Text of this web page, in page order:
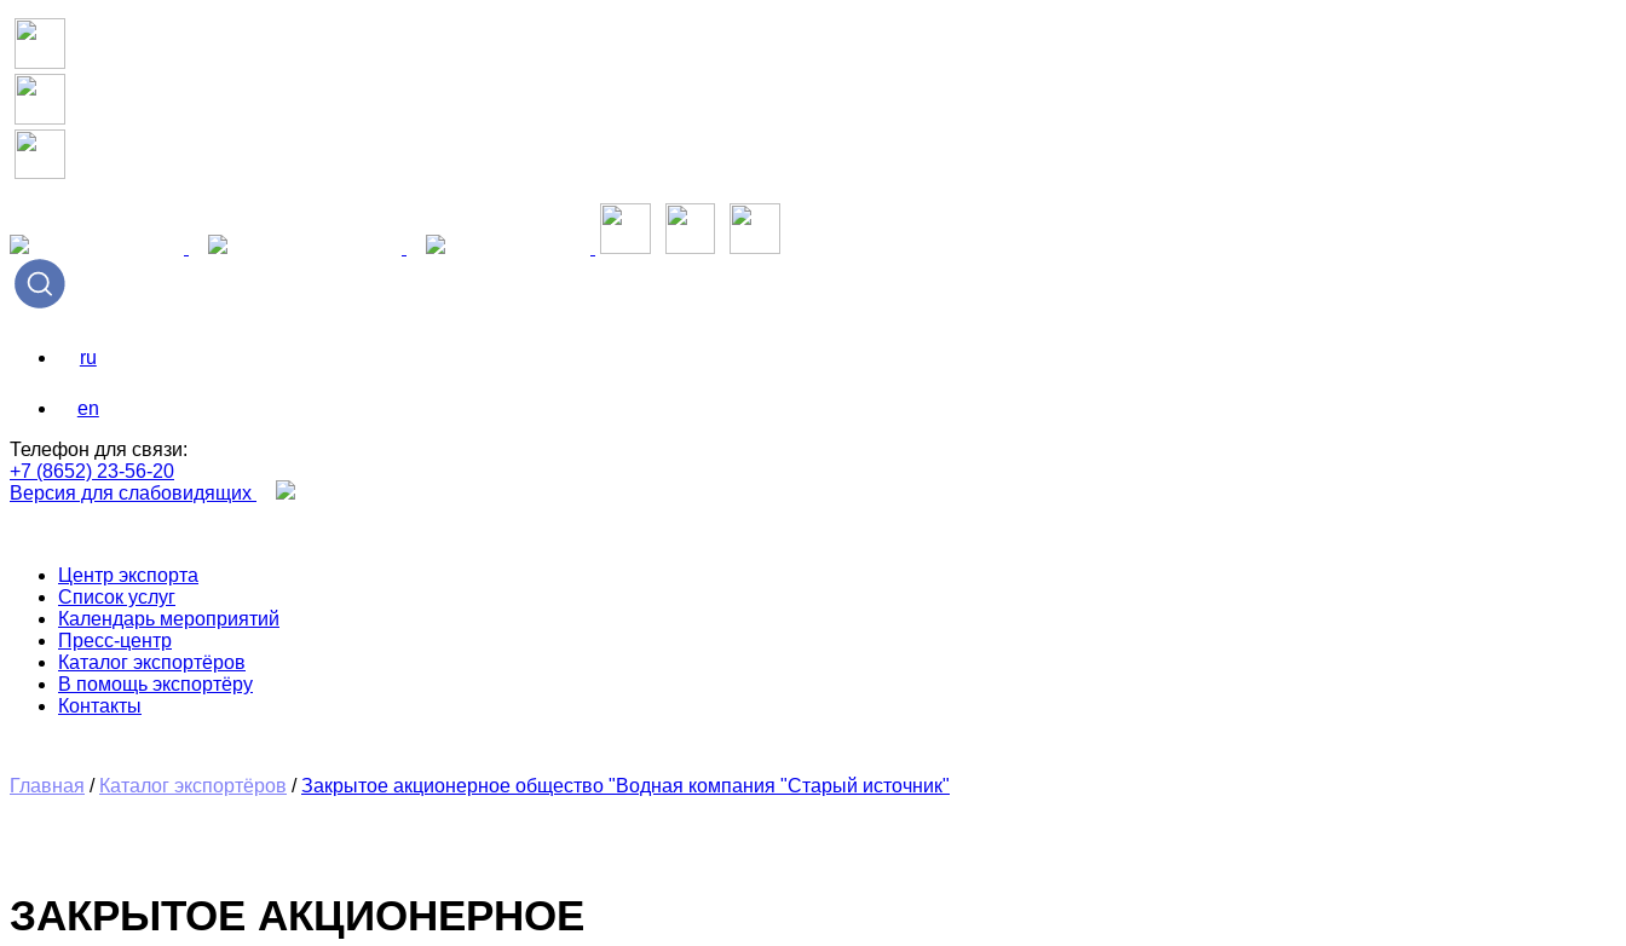
ru
en
Телефон для связи:
+7 (8652) 23-56-20
Версия для слабовидящих
Центр экспорта
Список услуг
Календарь мероприятий
Пресс-центр
Каталог экспортёров
В помощь экспортёру
Контакты
Главная / Каталог экспортёров /Закрытое акционерное общество "Водная компания "Старый источник"
ЗАКРЫТОЕ АКЦИОНЕРНОЕ